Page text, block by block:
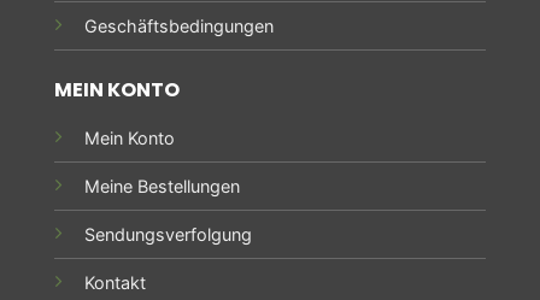
Geschäftsbedingungen
MEIN KONTO
Mein Konto
Meine Bestellungen
Sendungsverfolgung
Kontakt